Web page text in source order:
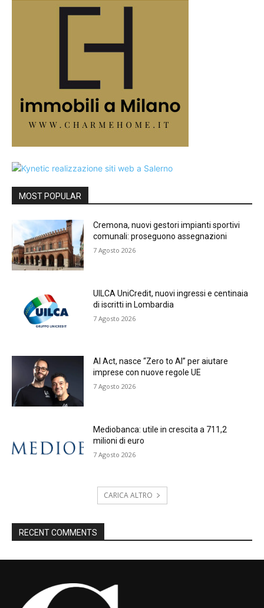
MOST POPULAR
Cremona, nuovi gestori impianti sportivi
comunali: proseguono assegnazioni
7 Agosto 2026
UILCA UniCredit, nuovi ingressi e centinaia
di iscritti in Lombardia
7 Agosto 2026
AI Act, nasce “Zero to AI” per aiutare
imprese con nuove regole UE
7 Agosto 2026
Mediobanca: utile in crescita a 711,2
milioni di euro
7 Agosto 2026
CARICA ALTRO
RECENT COMMENTS